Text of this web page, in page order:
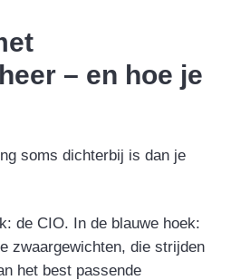
– en hoe je
soms dichterbij is dan je
de CIO. In de blauwe hoek:
zwaargewichten, die strijden
het best passende